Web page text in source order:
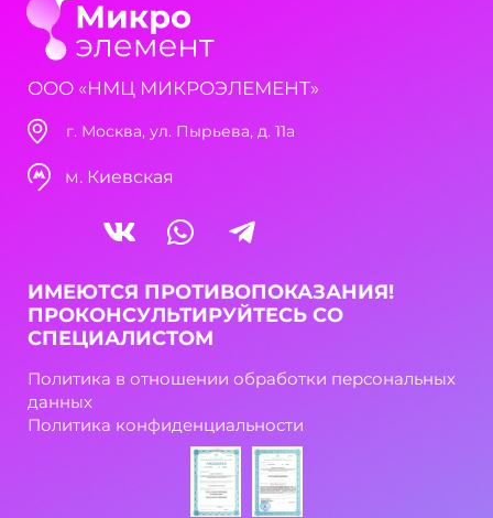
ООО «НМЦ МИКРОЭЛЕМЕНТ»
г. Москва, ул. Пырьева, д. 11а
м. Киевская
ИМЕЮТСЯ ПРОТИВОПОКАЗАНИЯ!
ПРОКОНСУЛЬТИРУЙТЕСЬ СО
СПЕЦИАЛИСТОМ
Политика в отношении обработки персональных
данных
Политика конфиденциальности